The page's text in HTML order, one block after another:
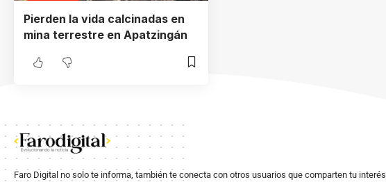
Pierden la vida calcinadas en
mina terrestre en Apatzingán
Faro Digital no solo te informa, también te conecta con otros usuarios que comparten tu interés